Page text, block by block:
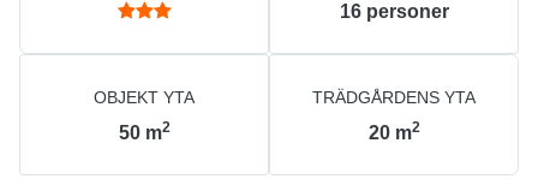
16 personer
OBJEKT YTA
50 m2
TRÄDGÅRDENS YTA
20 m2